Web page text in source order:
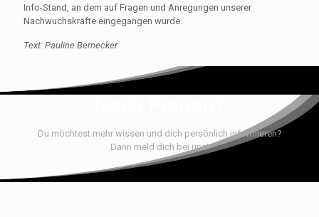
Info-Stand, an dem auf Fragen und Anregungen unserer
Nachwuchskräfte eingegangen wurde.
Text: Pauline Bernecker
Du möchtest mehr wissen und dich persönlich informieren?
Dann meld dich bei uns!